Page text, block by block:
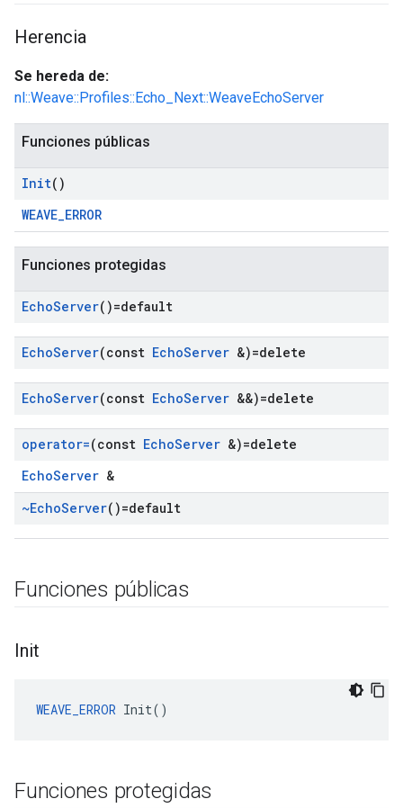
Herencia
Se hereda de:
nl::Weave::Profiles::Echo_Next::WeaveEchoServer
Funciones públicas
Init()
WEAVE_ERROR
Funciones protegidas
EchoServer()=default
EchoServer(const EchoServer &)=delete
EchoServer(const EchoServer &&)=delete
operator=(const EchoServer &)=delete
EchoServer &
~EchoServer()=default
Funciones públicas
Init
WEAVE_ERROR Init()
Funciones protegidas